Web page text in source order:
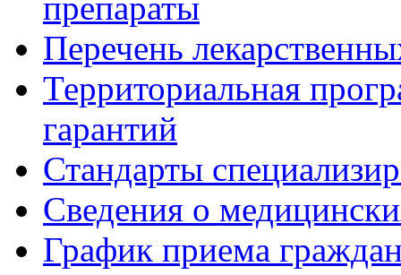
Перечень
Территориальная
гарантий
Стандарты
Сведения о
График приема